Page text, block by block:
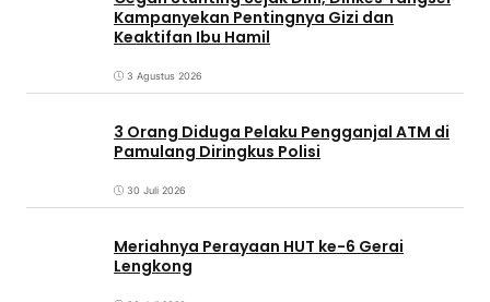
Kampanyekan Pentingnya Gizi dan
Keaktifan Ibu Hamil
3 Agustus 2026
3 Orang Diduga Pelaku Pengganjal ATM di
Pamulang Diringkus Polisi
30 Juli 2026
Meriahnya Perayaan HUT ke-6 Gerai
Lengkong